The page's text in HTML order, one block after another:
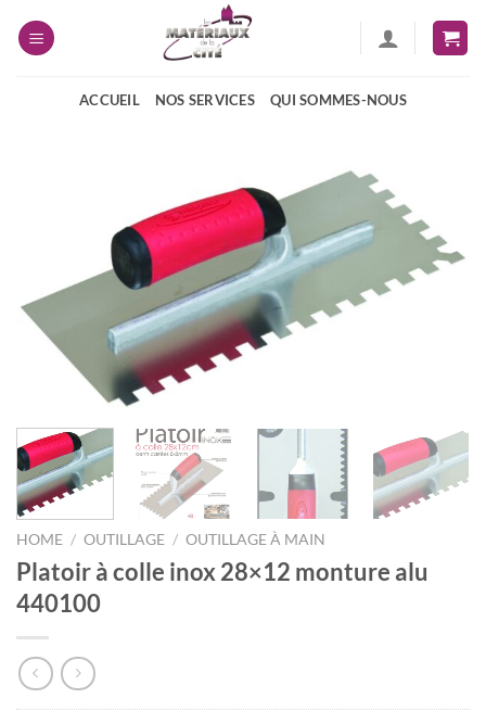
ACCUEIL NOS SERVICES QUI SOMMES-NOUS
HOME / OUTILLAGE / OUTILLAGE À MAIN
Platoir à colle inox 28×12 monture alu
440100